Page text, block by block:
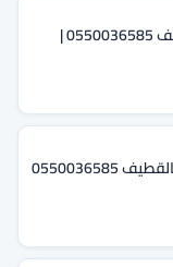
شركة تنظيف سجاد بالقطيف 0550036585 |
شركة تركيب طارد الحمام بالقطيف 0550036585